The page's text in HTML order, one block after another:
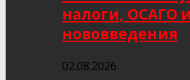
налоги, ОСАГО
нововведения
02.08.2026